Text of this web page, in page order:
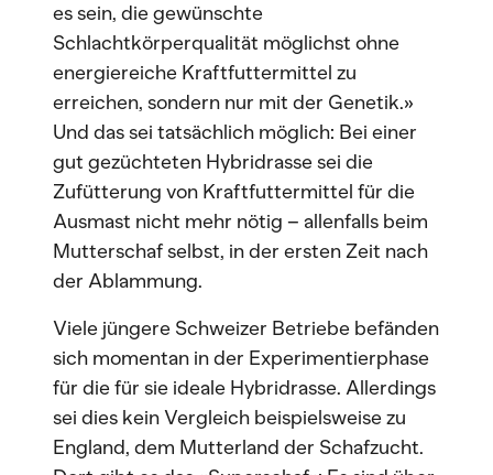
es sein, die gewünschte
Schlachtkörperqualität möglichst ohne
energiereiche Kraftfuttermittel zu
erreichen, sondern nur mit der Genetik.»
Und das sei tatsächlich möglich: Bei einer
gut gezüchteten Hybridrasse sei die
Zufütterung von Kraftfuttermittel für die
Ausmast nicht mehr nötig – allenfalls beim
Mutterschaf selbst, in der ersten Zeit nach
der Ablammung.
Viele jüngere Schweizer Betriebe befänden
sich momentan in der Experimentierphase
für die für sie ideale Hybridrasse. Allerdings
sei dies kein Vergleich beispielsweise zu
England, dem Mutterland der Schafzucht.